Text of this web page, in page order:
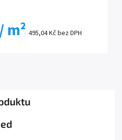
/ m² 495,04 Kč bez DPH